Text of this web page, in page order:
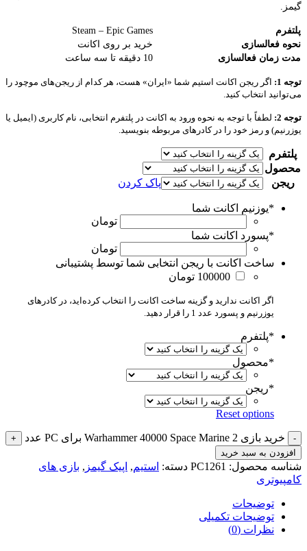
گیمز.
پلتفرم
Steam – Epic Games
نحوه فعالسازی
خرید بر روی اکانت
مدت زمان فعالسازی
10 دقیقه تا سه ساعت
توجه 1:
اگر ریجن اکانت استیم شما «ایران» هست، هر کدام از ریجن‌های موچود را
می‌توانید انتخاب کنید.
توجه 2:
لطفاً با توجه به نحوه ورود به اکانت در پلتفرم انتخابی، نام کاربری (ایمیل یا
یوزرنیم) و رمز خود را در کادرهای مربوطه بنویسید.
پلتفرم
محصول
ریجن
پاک کردن
*یوزنیم اکانت شما
تومان
*پسورد اکانت شما
تومان
ساخت اکانت با ریجن انتخابی شما توسط پشتیبانی
100000 تومان
اگر اکانت ندارید و گزینه ساخت اکانت را انتخاب کرده‌اید، در کادرهای
یوزرنیم و پسورد عدد 1 را قرار دهید.
*پلتفرم
*محصول
*ریجن
Reset options
خرید بازی Warhammer 40000 Space Marine 2 برای PC عدد
افزودن به سبد خرید
شناسه محصول: PC1261 دسته: استیم, اپیک گیمز , بازی های
کامپیوتری
توضیحات
توضیحات تکمیلی
نظرات (0)